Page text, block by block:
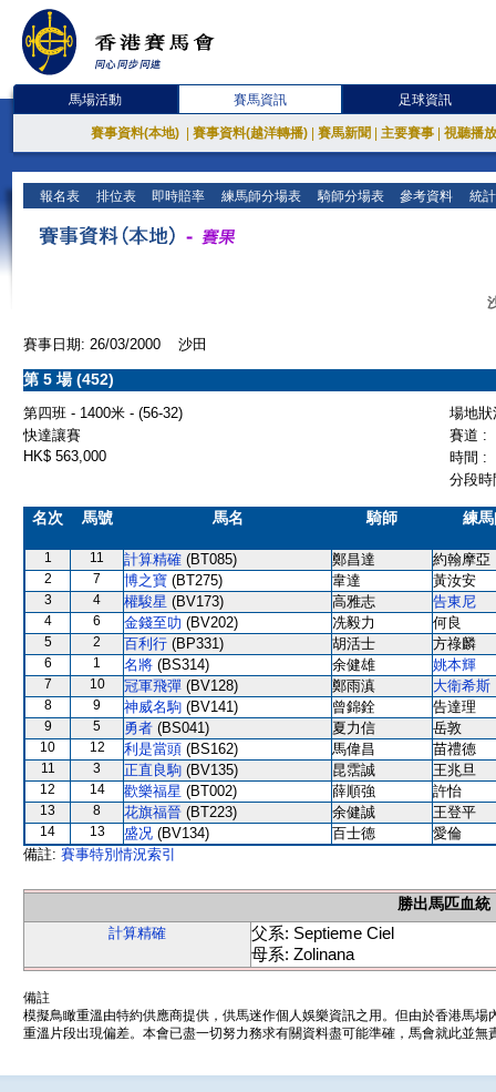
馬場活動 賽馬資訊 足球資訊
賽事資料(本地) 賽事資料(越洋轉播) 賽馬新聞 主要賽事 視聽播
報名表 排位表 即時賠率 練馬師分場表 騎師分場表 參考資料 統
賽事日期: 26/03/2000 沙田
第 5 場 (452)
第四班 - 1400米 - (56-32)
場地
快達讓賽
賽道 :
HK$ 563,000
時間 :
分段
名次 馬號 馬名 騎師 練
1 11 計算精確 (BT085) 鄭昌達 約翰摩亞
2 7 博之寶 (BT275) 韋達 黃汝安
3 4 權駿星 (BV173) 高雅志 告東尼
4 6 金錢至叻 (BV202) 冼毅力 何良
5 2 百利行 (BP331) 胡活士 方祿麟
6 1 名將 (BS314) 余健雄 姚本輝
7 10 冠軍飛彈 (BV128) 鄭雨滇 大衛希斯
8 9 神威名駒 (BV141) 曾錦銓 告達理
9 5 勇者 (BS041) 夏力信 岳敦
10 12 利是當頭 (BS162) 馬偉昌 苗禮德
11 3 正直良駒 (BV135) 昆霑誠 王兆旦
12 14 歡樂福星 (BT002) 薛順強 許怡
13 8 花旗福晉 (BT223) 余健誠 王登平
14 13 盛况 (BV134) 百士德
愛倫
備註: 賽事特別情況索引
勝出馬匹血統
計算精確
父系: Septieme Ciel
母系: Zolinana
備註
模擬鳥瞰重溫由特約供應商提供，供馬迷作個人娛樂資訊之用。但由於香港馬
重溫片段出現偏差。本會已盡一切努力務求有關資料盡可能準確，馬會就此並